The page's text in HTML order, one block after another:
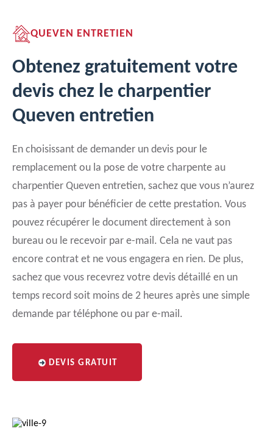
QUEVEN ENTRETIEN
Obtenez gratuitement votre
devis chez le charpentier
Queven entretien
En choisissant de demander un devis pour le
remplacement ou la pose de votre charpente au
charpentier Queven entretien, sachez que vous n’aurez
pas à payer pour bénéficier de cette prestation. Vous
pouvez récupérer le document directement à son
bureau ou le recevoir par e-mail. Cela ne vaut pas
encore contrat et ne vous engagera en rien. De plus,
sachez que vous recevrez votre devis détaillé en un
temps record soit moins de 2 heures après une simple
demande par téléphone ou par e-mail.
DEVIS GRATUIT